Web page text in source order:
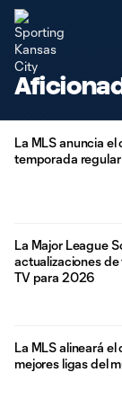
La MLS anuncia el
temporada
La Major League
actualizaciones
TV para 2026
La MLS alineará
mejores ligas del